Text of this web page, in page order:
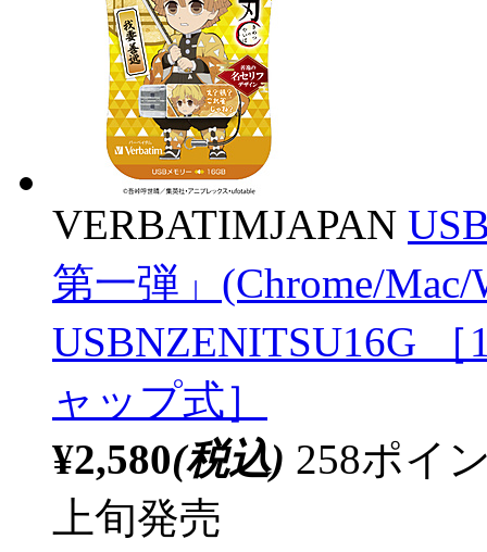
VERBATIMJAPAN
第一弾」(Chrome/
USBNZENITSU16G ［
ャップ式］
¥2,580(税込) 258ポイ
上旬発売